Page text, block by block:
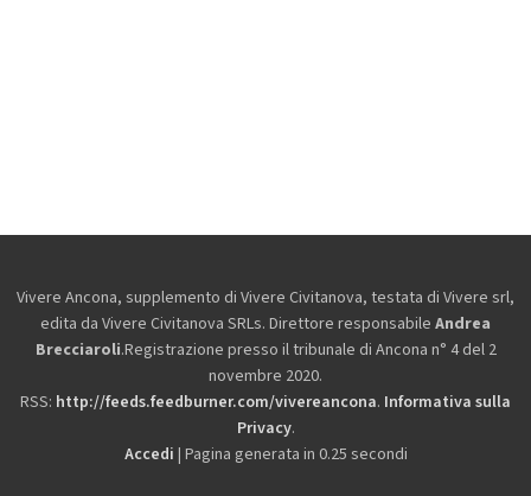
Vivere Ancona, supplemento di Vivere Civitanova, testata di Vivere srl,
edita da Vivere Civitanova SRLs. Direttore responsabile Andrea
Brecciaroli.Registrazione presso il tribunale di Ancona n° 4 del 2
novembre 2020.
RSS: http://feeds.feedburner.com/vivereancona. Informativa sulla
Privacy.
Accedi | Pagina generata in 0.25 secondi